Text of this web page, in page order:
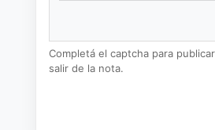
Completá el captcha para
salir de la nota.